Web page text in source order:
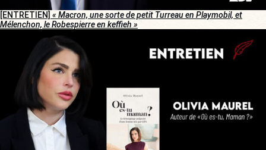
[ENTRETIEN] « Macron, une sorte de petit Turreau en Playmobil, et
Mélenchon, le Robespierre en keffieh »